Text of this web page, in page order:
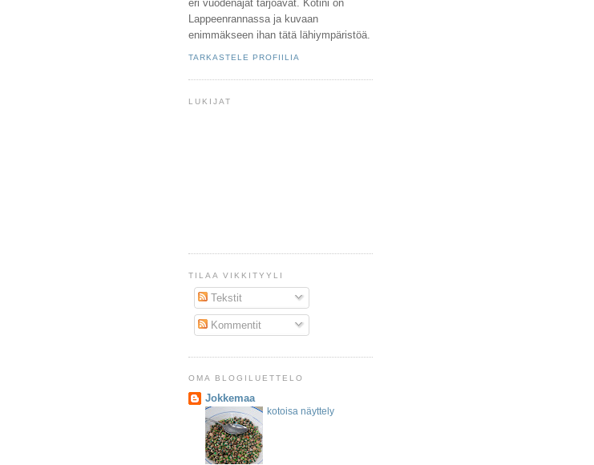
eri vuodenajat tarjoavat. Kotini on
Lappeenrannassa ja kuvaan
enimmäkseen ihan tätä lähiympäristöä.
TARKASTELE PROFIILIA
LUKIJAT
TILAA VIKKITYYLI
Tekstit
Kommentit
OMA BLOGILUETTELO
Jokkemaa
kotoisa näyttely